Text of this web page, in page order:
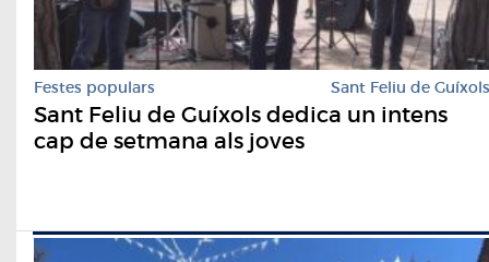
Festes populars Sant Feliu de Guíxols
Sant Feliu de Guíxols dedica un intens
cap de setmana als joves